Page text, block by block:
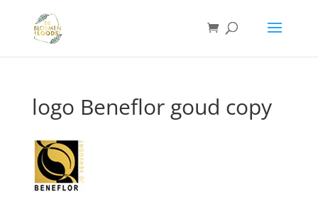
logo Beneflor goud copy